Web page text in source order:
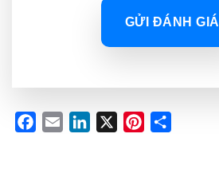
GỬI ĐÁNH GIÁ
Facebook
Email LinkedIn Pinterest